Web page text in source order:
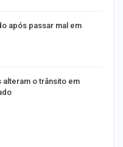
após passar mal em
alteram o trânsito em